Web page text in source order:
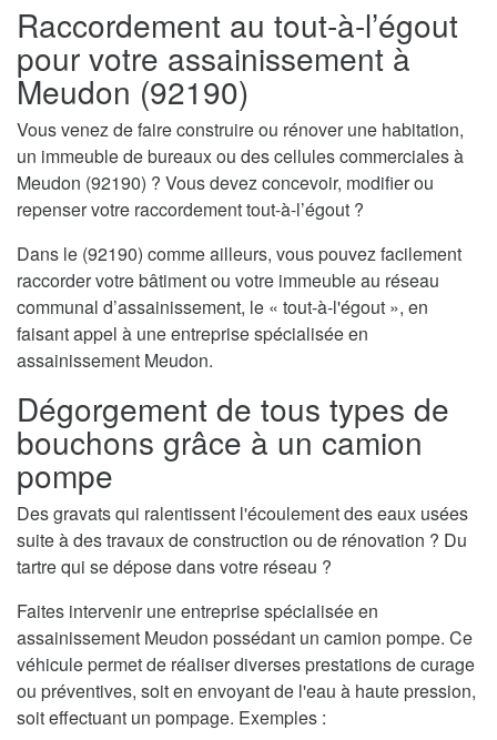
Raccordement au tout-à-l’égout
pour votre assainissement à
Meudon (92190)
Vous venez de faire construire ou rénover une habitation,
un immeuble de bureaux ou des cellules commerciales à
Meudon (92190) ? Vous devez concevoir, modifier ou
repenser votre raccordement tout-à-l’égout ?
Dans le (92190) comme ailleurs, vous pouvez facilement
raccorder votre bâtiment ou votre immeuble au réseau
communal d’assainissement, le « tout-à-l'égout », en
faisant appel à une entreprise spécialisée en
assainissement Meudon.
Dégorgement de tous types de
bouchons grâce à un camion
pompe
Des gravats qui ralentissent l'écoulement des eaux usées
suite à des travaux de construction ou de rénovation ? Du
tartre qui se dépose dans votre réseau ?
Faites intervenir une entreprise spécialisée en
assainissement Meudon possédant un camion pompe. Ce
véhicule permet de réaliser diverses prestations de curage
ou préventives, soit en envoyant de l'eau à haute pression,
soit effectuant un pompage. Exemples :